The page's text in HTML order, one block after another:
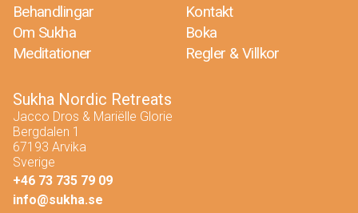
Behandlingar
Om Sukha
Meditationer
Kontakt
Boka
Regler & Villkor
Sukha Nordic Retreats
Jacco Dros & Mariëlle Glorie
Bergdalen 1
67193 Arvika
Sverige
+46 73 735 79 09
info@sukha.se